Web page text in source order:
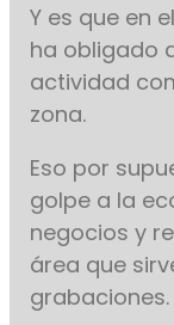
Y es que en
ha obligado
actividad
zona.
Eso por
golpe a la
negocios y
área que
grabaciones.